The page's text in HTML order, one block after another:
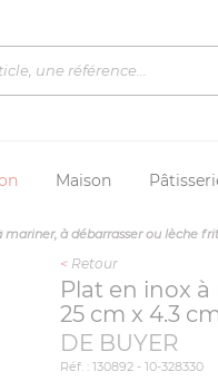
Maison
mariner, à débarrasser ou lèche
< Retour
Plat en inox
25 cm x 4.3
DE BUYER
Réf. : 130892 - 10-328330